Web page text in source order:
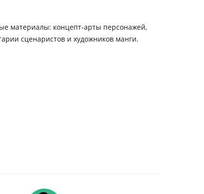
материалы: концепт-арты персонажей,
сценаристов и художников манги.